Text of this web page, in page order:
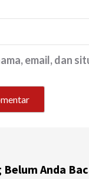
email, dan
Anda